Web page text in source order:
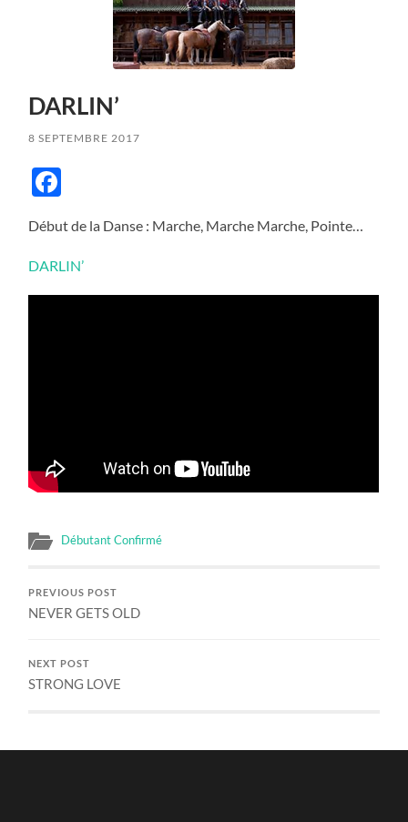
DARLIN’
8 SEPTEMBRE 2017
Début de la Danse : Marche, Marche Marche, Pointe…
DARLIN’
Débutant Confirmé
PREVIOUS POST
NEVER GETS OLD
NEXT POST
STRONG LOVE